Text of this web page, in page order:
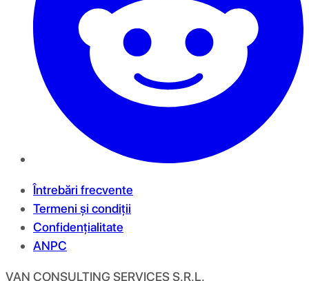
Întrebări frecvente
Termeni și condiții
Confidențialitate
ANPC
VAN CONSULTING SERVICES S.R.L.